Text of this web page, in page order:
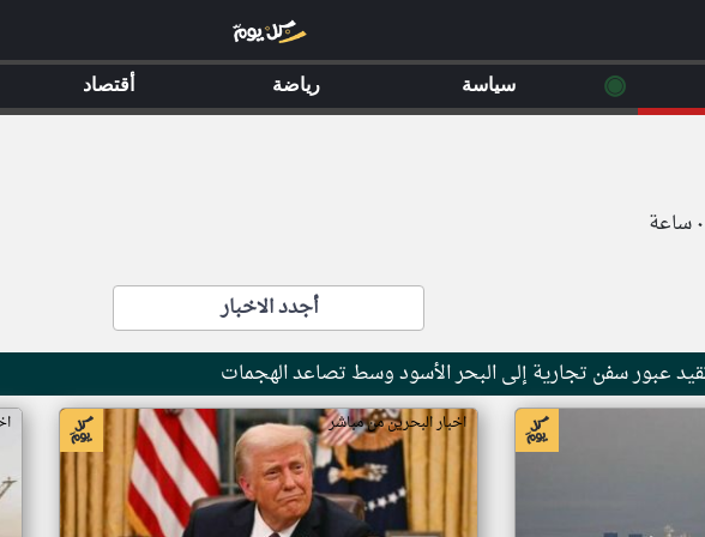
أجدد الاخبار
عبور سفن تجارية إلى البحر الأسود وسط تصاعد الهجمات
اخبار البحرين من مباشر
◉ سياسة رياضة أقتصاد